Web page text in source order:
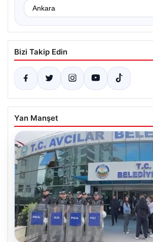
Bizi Takip Edin
Yan Manşet